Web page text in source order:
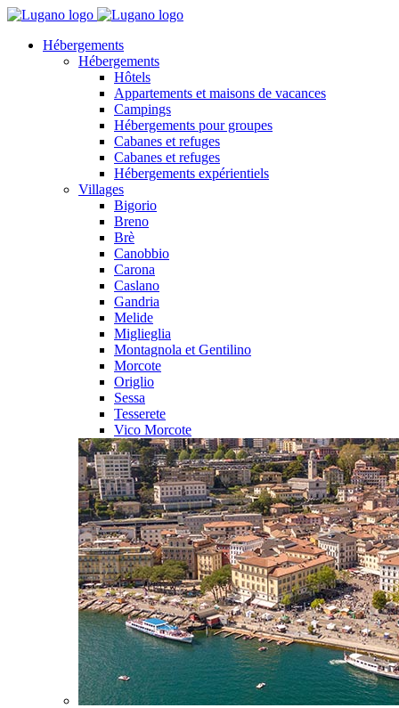
Hébergements
Hébergements
Hôtels
Appartements et maisons de vacances
Campings
Hébergements pour groupes
Cabanes et refuges
Cabanes et refuges
Hébergements expérientiels
Villages
Bigorio
Breno
Brè
Canobbio
Carona
Caslano
Gandria
Melide
Miglieglia
Montagnola et Gentilino
Morcote
Origlio
Sessa
Tesserete
Vico Morcote